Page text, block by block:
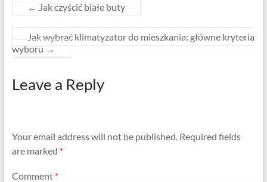
← Jak czyścić białe buty
Jak wybrać klimatyzator do mieszkania: główne kryteria
wyboru →
Leave a Reply
Your email address will not be published. Required fields
are marked *
Comment *